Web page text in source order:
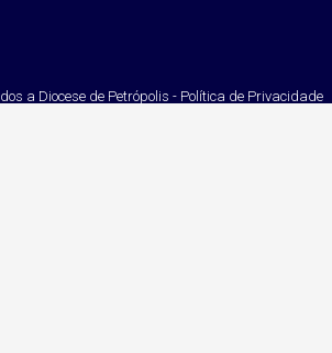
a Diocese de Petrópolis - Política de Privacidade